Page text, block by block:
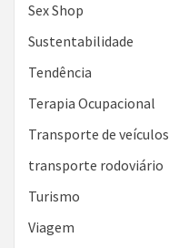
Sex Shop
Sustentabilidade
Tendência
Terapia Ocupacional
Transporte de veículos
transporte rodoviário
Turismo
Viagem